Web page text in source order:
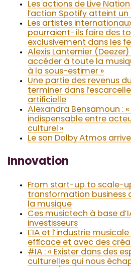
Les actions de Live
l’action Spotify atteint
Les artistes
pourraient-ils faire des
exclusivement dans les
Alexis Lanternier
accéder à toute la
à la sous-estimer »
Une partie des revenus
terminer dans
artificielle
Alexandra Bensamoun :
indispensable entre
culturel »
Le son Dolby Atmos
Innovation
From start-up to scale-
transformation business
la musique
Ces musictech à base
investisseurs
L’IA et l’industrie
efficace et avec des
#IA : « Exister dans des
culturelles qui nous